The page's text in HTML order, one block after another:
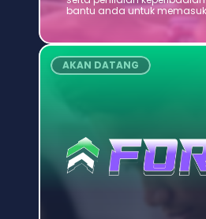
bantu anda untuk
AKAN DATANG